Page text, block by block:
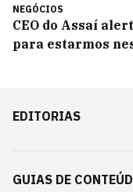
NEGÓCIOS
CEO do Assaí
para estarmos
EDITORIAS
GUIAS DE